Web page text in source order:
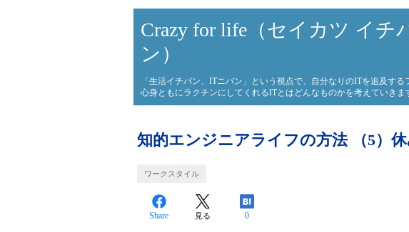
Crazy for life（セイカツ イチ
ン）
「生活イチバン、ITニバン」という視点で、自分なりのITを追及す
心身ともにラクチンにしてくれるITとはどんなものかを考えていきま
知的エンジニアライフの方法 （5）
ワークスタイル
Share 見る 0